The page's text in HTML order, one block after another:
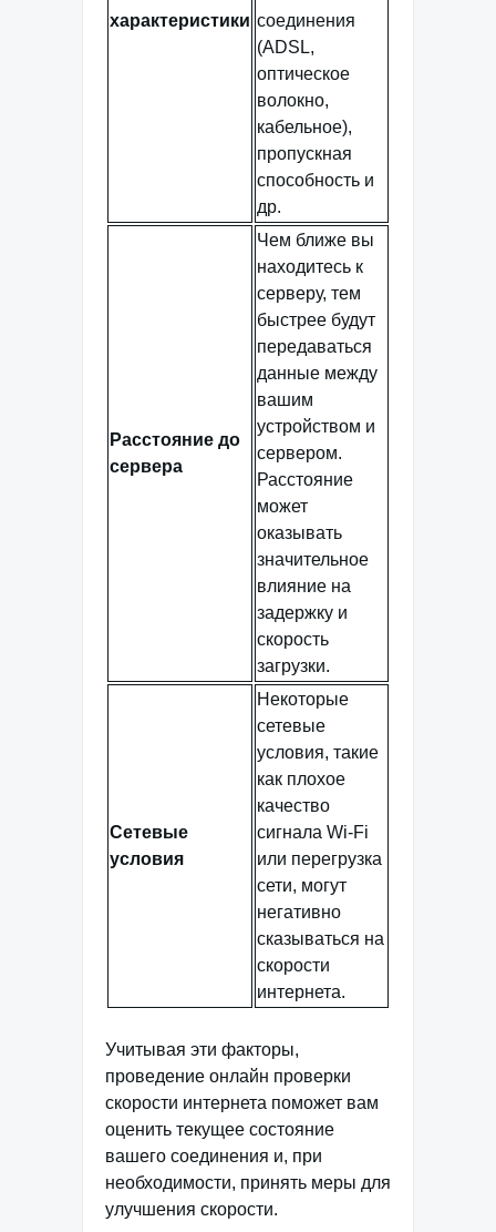
характеристики соединения
(ADSL,
оптическое
волокно,
кабельное),
пропускная
способность и
др.
Расстояние до
сервера
Чем ближе вы
находитесь к
серверу, тем
быстрее будут
передаваться
данные между
вашим
устройством и
сервером.
Расстояние
может
оказывать
значительное
влияние на
задержку и
скорость
загрузки.
Сетевые
условия
Некоторые
сетевые
условия, такие
как плохое
качество
сигнала Wi-Fi
или перегрузка
сети, могут
негативно
сказываться на
скорости
интернета.
Учитывая эти факторы,
проведение онлайн проверки
скорости интернета поможет вам
оценить текущее состояние
вашего соединения и, при
необходимости, принять меры для
улучшения скорости.